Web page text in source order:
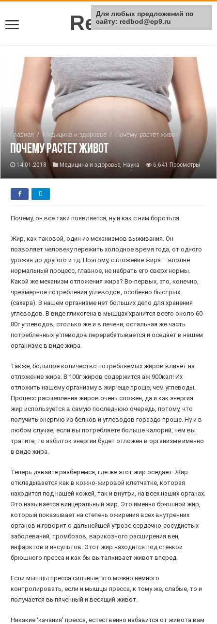
Rei Red
Главная / Медицина и здоровье / Почему растет живот
Почему растет живот
14.01.2018 Медицина и здоровье, Наука 6,641 Просмотры
Почему, он все таки появляется, ну и как с ним бороться.
Жир, как таковой, один из механизмов выживания. Он
позволяет человеку пережить холодное время года, от одного
урожая до другого и тд. Поэтому, отложение жира – вполне
нормальный процесс, главное, не набрать его сверх нормы.
Какой же механизм отложения жира? Во-первых, это, конечно,
чрезмерное потребления углеводов, особенно быстрых
(сахара). В нашем организме нет больших депо для хранения
углеводов. В виде гликогена в мышцах хранится всего около 60-
80г углеводов, столько же и в печени, остальная же часть
потребленных углеводов перерабатывается и оседает в нашем
организме в виде жира.
Также, большое количество потребляемых жиров влияет на
отложение жира. В 100г жиров содержится аж 900кал! Их
отложить нашему организму в жир еще проще, чем углеводы.
Процесс расщепления жиров очень сложен, да и как энергия
жир используется в самую последнюю очередь, потому, что
получить энергию из белков и углеводов гораздо проще. Ну и в
любом случае, если вы потребляете больше калорий, чем вы
тратите, то избыток энергии будет отложен в организме именно
в виде жира.
Теперь давайте разберемся, где же этот жир оседает. Жир
откладывается как в кожно-жировой клетчатке, которая
находится под нашей кожей, так и внутри, на всех наших органах.
Это называется винцеральный жир. Это именно брюшной жир,
который показывает на степень ожирения всех внутренних
органов и говорит о дальнейшей угрозе сердечно-сосудистых
заболеваний, тромбозов, варикозного расширения вен,
инфарктов и инсультов. Этот жир находится под стенкой
брюшного пресса и как бы выталкивает живот вперед.
Если мышцы пресса сильные, это можно немного
контролировать, если и мышцы пресса, к тому же, слабые, то и
получается выпяченный и весящий живот.
Никакие ‘качания’ пресса, естественно избавится от живота вам
Для любых предложений по
сайту: redbod@cp9.ru